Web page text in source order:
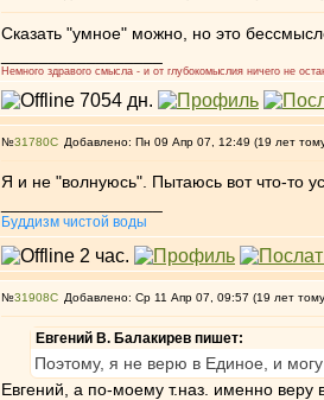
Сказать "умное" можно, но это
Немного здравого смысла - и от глубокомыслия ничего не
№31780 Добавлено: Пн 09 Апр 07, 12:49 (19 лет
Я и не "волнуюсь". Пытаюсь вот что-то
Буддизм чистой воды
№31908 Добавлено: Ср 11 Апр 07, 09:57 (19 лет
Евгений В. Балакирев пишет:
Поэтому, я не верю в Единое, и могу
Евгений, а по-моему т.наз. именно веру